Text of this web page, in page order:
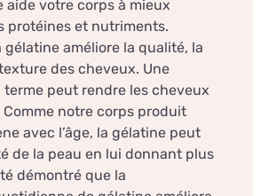
aide votre corps à mieux
protéines et nutriments.
gélatine améliore la qualité, la
des cheveux. Une
peut rendre les cheveux
notre corps produit
avec l’âge, la gélatine peut
de la peau en lui donnant plus
démontré que la